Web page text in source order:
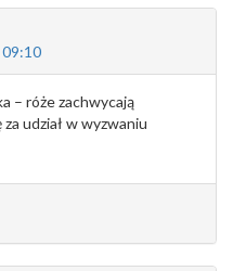
09:10
– róże zachwycają
udział w wyzwaniu